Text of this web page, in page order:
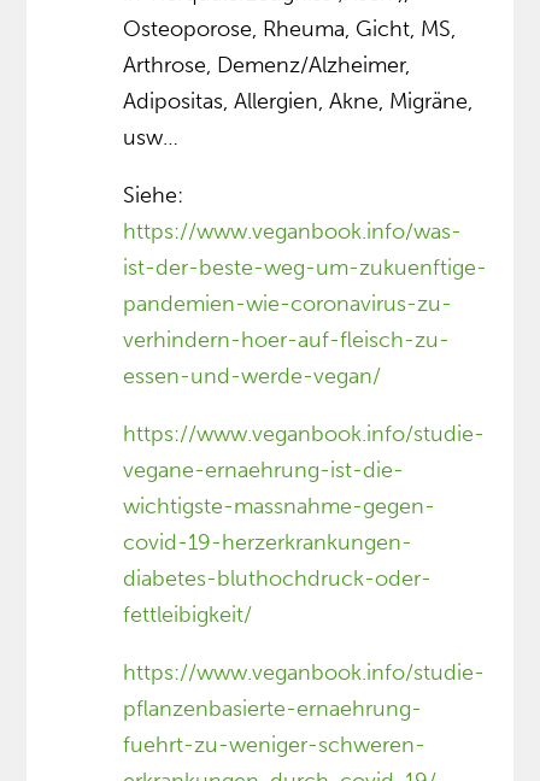
Osteoporose, Rheuma, Gicht, MS,
Arthrose, Demenz/Alzheimer,
Adipositas, Allergien, Akne, Migräne,
usw…
Siehe:
https://www.veganbook.info/was-
ist-der-beste-weg-um-zukuenftige-
pandemien-wie-coronavirus-zu-
verhindern-hoer-auf-fleisch-zu-
essen-und-werde-vegan/
https://www.veganbook.info/studie-
vegane-ernaehrung-ist-die-
wichtigste-massnahme-gegen-
covid-19-herzerkrankungen-
diabetes-bluthochdruck-oder-
fettleibigkeit/
https://www.veganbook.info/studie-
pflanzenbasierte-ernaehrung-
fuehrt-zu-weniger-schweren-